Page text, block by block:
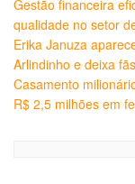
Gestão financeira
qualidade no setor
Erika Januza
Arlindinho e deixa
Casamento
R$ 2,5 milhões em